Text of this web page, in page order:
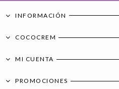
INFORMACIÓN
COCOCREM
MI CUENTA
PROMOCIONES